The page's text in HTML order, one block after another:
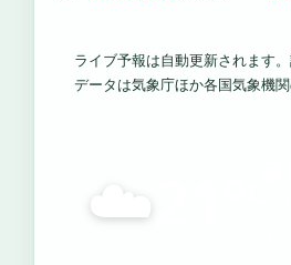
ライブ予報は自動更新されます
データは気象庁ほか各国気象機
☁️